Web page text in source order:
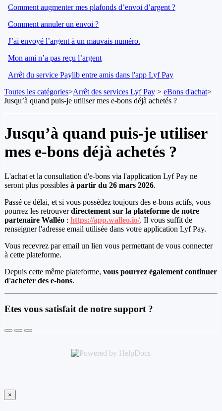
Comment augmenter mes plafonds d’envoi d’argent ?
Comment annuler un envoi ?
J’ai envoyé l’argent à un mauvais numéro.
Mon ami n’a pas reçu l’argent
Arrêt du service Paylib entre amis dans l'app Lyf Pay
Toutes les catégories​>​​Arrêt des services Lyf Pay ​ > ​ ​eBons d'achat​>​
Jusqu’à quand puis-je utiliser mes e-bons déjà achetés ?
Jusqu’à quand puis-je utiliser
mes e-bons déjà achetés ?
L'achat et la consultation d'e-bons via l'application Lyf Pay ne
seront plus possibles à partir du 26 mars 2026.
Passé ce délai, et si vous possédez toujours des e-bons actifs, vous
pourrez les retrouverdirectement sur la plateforme de notre
partenaire Walléo : https://app.walleo.io/. Il vous suffit de
renseigner l'adresse email utilisée dans votre application Lyf Pay.
Vous recevrez par email un lien vous permettant de vous connecter
à cette plateforme.
Depuis cette même plateforme, vous pourrez également continuer
d'acheter des e-bons.
Etes vous satisfait de notre support ?
×